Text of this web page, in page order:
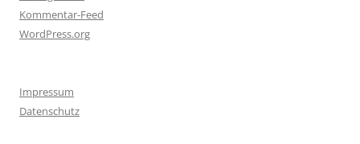
Kommentar-Feed
WordPress.org
Impressum
Datenschutz